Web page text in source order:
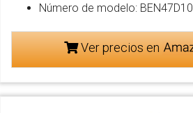
Número de modelo: BEN47D10
Ver precios en